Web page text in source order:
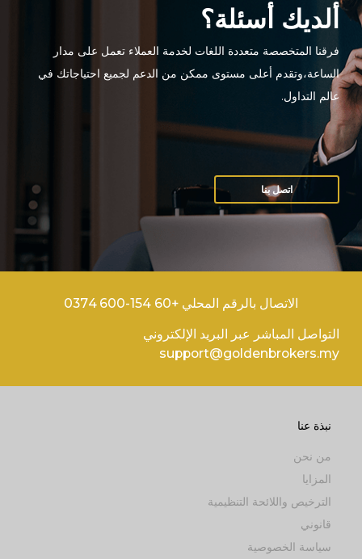
ألديك أسئلة؟
فرقنا المتخصصة متعددة اللغات لخدمة العملاء تعمل على مدار
الساعة،وتقدم أعلى مستوى ممكن من الدعم لجميع احتياجاتك في
عالم التداول.
اتصل بنا
الاتصال بالرقم المحلي +60 154-600 0374
التواصل المباشر عبر البريد الإلكتروني
support@goldenbrokers.my
نبذة عنا
من نحن
المزايا
الترخيص واللائحة التنظيمية
قانوني
سياسة الخصوصية